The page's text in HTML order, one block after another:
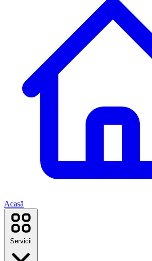
Acasă
Servicii